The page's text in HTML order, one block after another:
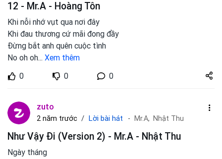
12 - Mr.A - Hoàng Tôn
Khi nỗi nhớ vụt qua nơi đây
Khi đau thương cứ mãi đong đầy
Đừng bắt anh quên cuộc tình
No oh oh... Xem thêm
0
0 0
Share
zuto.vn
zuto
2 năm trước Lời bài hát Mr.A, Nhật Thu
Như Vậy Đi (Version 2) - Mr.A - Nhật Thu
Ngày tháng